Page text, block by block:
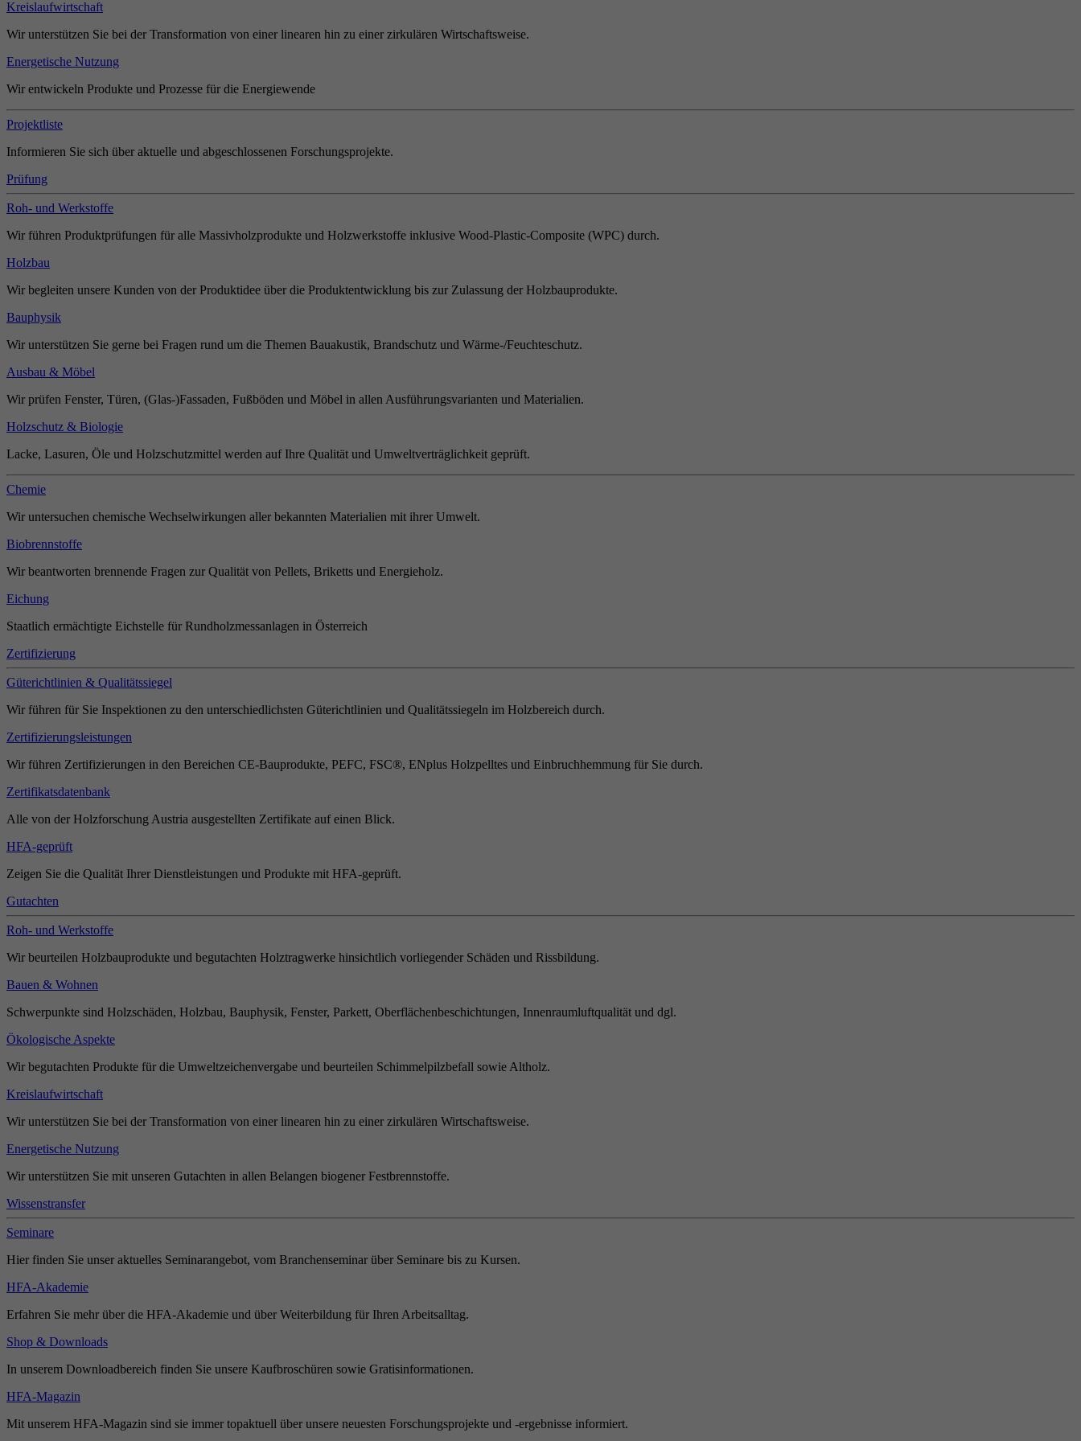
Kreislaufwirtschaft
Wir unterstützen Sie bei der Transformation von einer linearen hin zu einer zirkulären Wirtschaftsweise.
Energetische Nutzung
Wir entwickeln Produkte und Prozesse für die Energiewende
Projektliste
Informieren Sie sich über aktuelle und abgeschlossenen Forschungsprojekte.
Prüfung
Roh- und Werkstoffe
Wir führen Produktprüfungen für alle Massivholzprodukte und Holzwerkstoffe inklusive Wood-Plastic-Composite (WPC) durch.
Holzbau
Wir begleiten unsere Kunden von der Produktidee über die Produktentwicklung bis zur Zulassung der Holzbauprodukte.
Bauphysik
Wir unterstützen Sie gerne bei Fragen rund um die Themen Bauakustik, Brandschutz und Wärme-/Feuchteschutz.
Ausbau & Möbel
Wir prüfen Fenster, Türen, (Glas-)Fassaden, Fußböden und Möbel in allen Ausführungsvarianten und Materialien.
Holzschutz & Biologie
Lacke, Lasuren, Öle und Holzschutzmittel werden auf Ihre Qualität und Umweltverträglichkeit geprüft.
Chemie
Wir untersuchen chemische Wechselwirkungen aller bekannten Materialien mit ihrer Umwelt.
Biobrennstoffe
Wir beantworten brennende Fragen zur Qualität von Pellets, Briketts und Energieholz.
Eichung
Staatlich ermächtigte Eichstelle für Rundholzmessanlagen in Österreich
Zertifizierung
Güterichtlinien & Qualitätssiegel
Wir führen für Sie Inspektionen zu den unterschiedlichsten Güterichtlinien und Qualitätssiegeln im Holzbereich durch.
Zertifizierungsleistungen
Wir führen Zertifizierungen in den Bereichen CE-Bauprodukte, PEFC, FSC®, ENplus Holzpelltes und Einbruchhemmung für Sie durch.
Zertifikatsdatenbank
Alle von der Holzforschung Austria ausgestellten Zertifikate auf einen Blick.
HFA-geprüft
Zeigen Sie die Qualität Ihrer Dienstleistungen und Produkte mit HFA-geprüft.
Gutachten
Roh- und Werkstoffe
Wir beurteilen Holzbauprodukte und begutachten Holztragwerke hinsichtlich vorliegender Schäden und Rissbildung.
Bauen & Wohnen
Schwerpunkte sind Holzschäden, Holzbau, Bauphysik, Fenster, Parkett, Oberflächenbeschichtungen, Innenraumluftqualität und dgl.
Ökologische Aspekte
Wir begutachten Produkte für die Umweltzeichenvergabe und beurteilen Schimmelpilzbefall sowie Altholz.
Kreislaufwirtschaft
Wir unterstützen Sie bei der Transformation von einer linearen hin zu einer zirkulären Wirtschaftsweise.
Energetische Nutzung
Wir unterstützen Sie mit unseren Gutachten in allen Belangen biogener Festbrennstoffe.
Wissenstransfer
Seminare
Hier finden Sie unser aktuelles Seminarangebot, vom Branchenseminar über Seminare bis zu Kursen.
HFA-Akademie
Erfahren Sie mehr über die HFA-Akademie und über Weiterbildung für Ihren Arbeitsalltag.
Shop & Downloads
In unserem Downloadbereich finden Sie unsere Kaufbroschüren sowie Gratisinformationen.
HFA-Magazin
Mit unserem HFA-Magazin sind sie immer topaktuell über unsere neuesten Forschungsprojekte und -ergebnisse informiert.